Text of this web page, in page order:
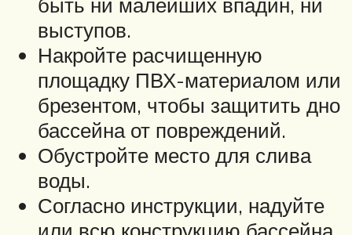
быть ни малейших впадин, ни
выступов.
Накройте расчищенную
площадку ПВХ-материалом или
брезентом, чтобы защитить дно
бассейна от повреждений.
Обустройте место для слива
воды.
Согласно инструкции, надуйте